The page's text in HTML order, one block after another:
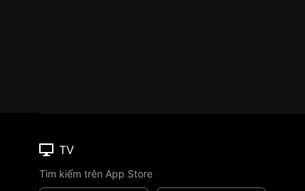
TV
Tìm kiếm trên App Store